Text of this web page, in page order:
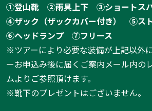
①登山靴
②雨具上下
③ショートス
④ザック（ザックカバー付き）
⑤ス
⑥ヘッドランプ
⑦フリース
※ツアーにより必要な装備が上記以外
ーお申込み後に届くご案内メール内の
ムよりご参照頂けます。
※靴下のプレゼントはございません。